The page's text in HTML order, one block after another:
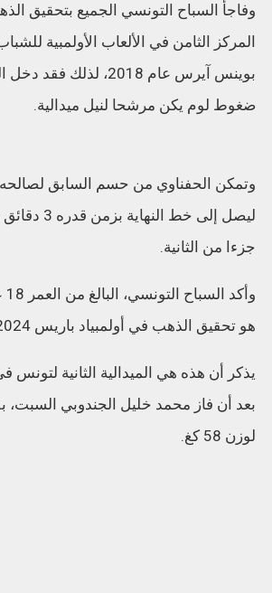
وفاجأ السباح التونسي الجميع بتحقيق
المركز الثامن في الألعاب الأولمبية
بوينس آيرس عام 2018، لذلك
ضغوط لوم يكن مرشحا لنيل ميدالية.
جزءا من الثانية.
هو تحقيق الذهب في أولمبياد باريس 2024.
يذكر أن هذه هي الميدالية الثانية لتونس
بعد أن فاز محمد خليل الجندوبي السبت،
لوزن 58 كغ.